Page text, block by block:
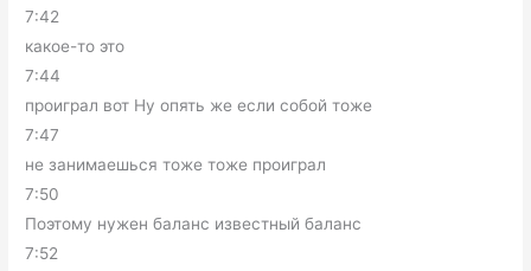
7:42
какое-то это
7:44
проиграл вот Ну опять же если собой тоже
7:47
не занимаешься тоже тоже проиграл
7:50
Поэтому нужен баланс известный баланс
7:52